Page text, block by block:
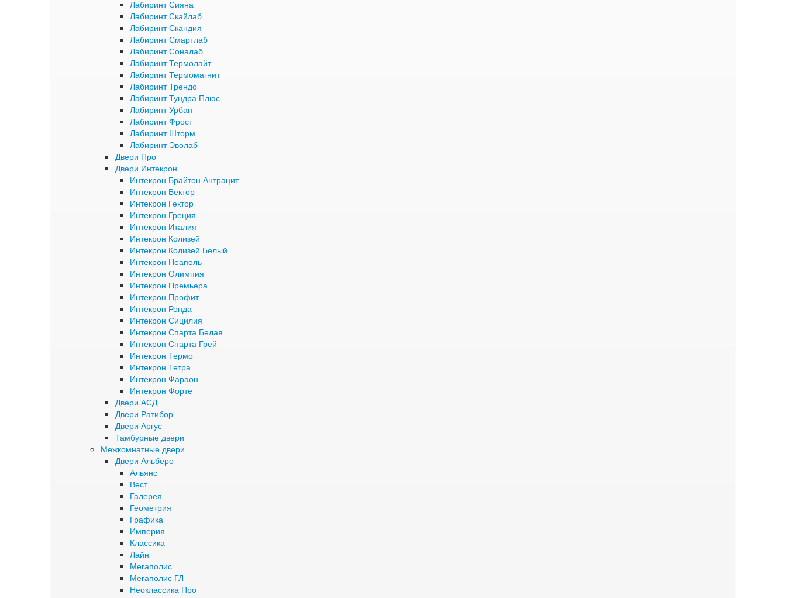
Лабиринт Сияна
Лабиринт Скайлаб
Лабиринт Скандия
Лабиринт Смартлаб
Лабиринт Соналаб
Лабиринт Термолайт
Лабиринт Термомагнит
Лабиринт Трендо
Лабиринт Тундра Плюс
Лабиринт Урбан
Лабиринт Фрост
Лабиринт Шторм
Лабиринт Эволаб
Двери Про
Двери Интекрон
Интекрон Брайтон Антрацит
Интекрон Вектор
Интекрон Гектор
Интекрон Греция
Интекрон Италия
Интекрон Колизей
Интекрон Колизей Белый
Интекрон Неаполь
Интекрон Олимпия
Интекрон Премьера
Интекрон Профит
Интекрон Ронда
Интекрон Сицилия
Интекрон Спарта Белая
Интекрон Спарта Грей
Интекрон Термо
Интекрон Тетра
Интекрон Фараон
Интекрон Форте
Двери АСД
Двери Ратибор
Двери Аргус
Тамбурные двери
Межкомнатные двери
Двери Альберо
Альянс
Вест
Галерея
Геометрия
Графика
Империя
Классика
Лайн
Мегаполис
Мегаполис ГЛ
Неоклассика Про